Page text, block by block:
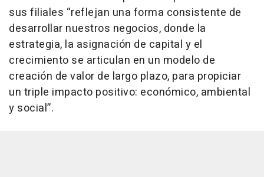
sus filiales “reflejan una forma consistente de
desarrollar nuestros negocios, donde la
estrategia, la asignación de capital y el
crecimiento se articulan en un modelo de
creación de valor de largo plazo, para propiciar
un triple impacto positivo: económico, ambiental
y social”.